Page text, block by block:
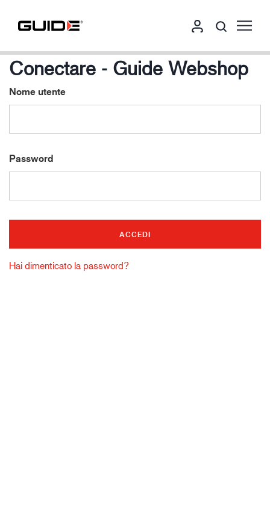
Conectare - Guide Webshop
Nome utente
Password
Hai dimenticato la password?